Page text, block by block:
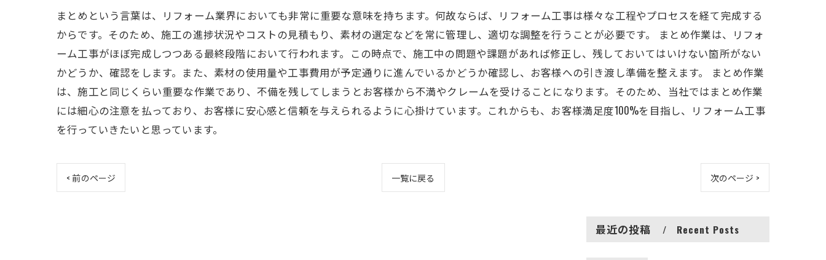
まとめという言葉は、リフォーム業界においても非常に重要な意味を持ちます。何故ならば、リフォーム工事は様々な工程やプロセスを経て完成する
からです。そのため、施工の進捗状況やコストの見積もり、素材の選定などを常に管理し、適切な調整を行うことが必要です。 まとめ作業は、リフォ
ーム工事がほぼ完成しつつある最終段階において行われます。この時点で、施工中の問題や課題があれば修正し、残しておいてはいけない箇所がない
かどうか、確認をします。また、素材の使用量や工事費用が予定通りに進んでいるかどうか確認し、お客様への引き渡し準備を整えます。 まとめ作業
は、施工と同じくらい重要な作業であり、不備を残してしまうとお客様から不満やクレームを受けることになります。そのため、当社ではまとめ作業
には細心の注意を払っており、お客様に安心感と信頼を与えられるように心掛けています。これからも、お客様満足度100%を目指し、リフォーム工事
を行っていきたいと思っています。
< 前のページ 一覧に戻る 次のページ >
最近の投稿 Recent Posts